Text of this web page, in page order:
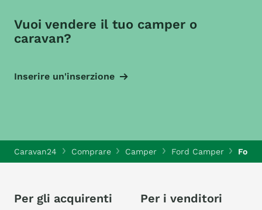
Vuoi vendere il tuo camper o
caravan?
Inserire un'inserzione
Caravan24 Comprare Camper Ford Camper Ford
Per gli acquirenti Per i venditori